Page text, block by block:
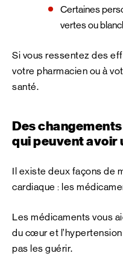
Certaines
vertes ou
Si vous ressentez des
votre pharmacien ou à
santé.
Des
qui peuvent avoir
Il existe deux façons de
cardiaque : les
Les médicaments vous
du cœur et
pas les guérir.